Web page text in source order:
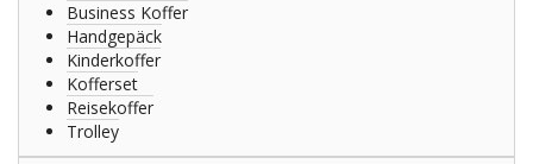
Business Koffer
Handgepäck
Kinderkoffer
Kofferset
Reisekoffer
Trolley